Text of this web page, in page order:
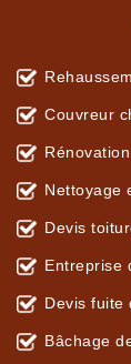
Couvreur
Nettoyage
Devis
Entreprise
Devis fuite
Bâchage